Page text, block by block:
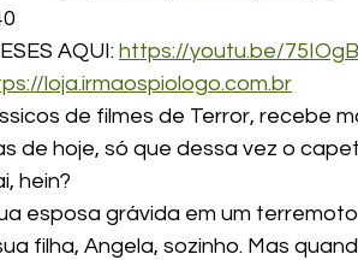
AQUI: https://youtu.be/
loja.irmaospiologo.com.br
de hoje, só que dessa vez o
hein?
esposa grávida em um
filha, Angela, sozinho. Mas